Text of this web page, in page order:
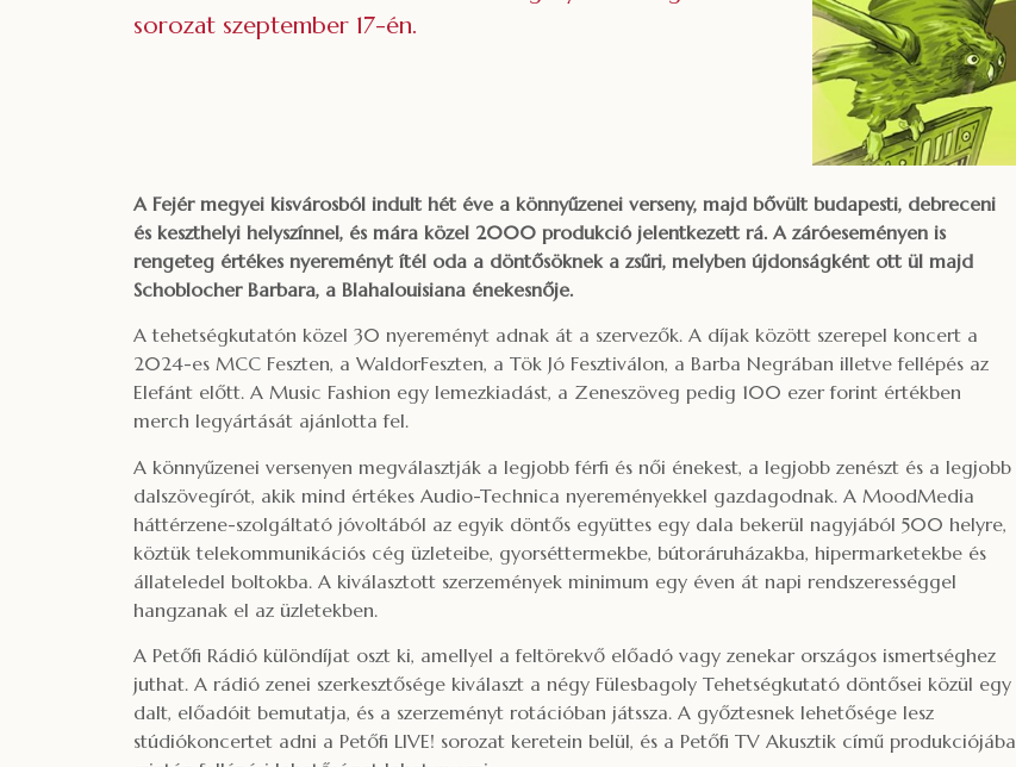
sorozat szeptember 17-én.
A Fejér megyei kisvárosból indult hét éve a könnyűzenei verseny, majd bővült budapesti, debreceni
és keszthelyi helyszínnel, és mára közel 2000 produkció jelentkezett rá. A záróeseményen is
rengeteg értékes nyereményt ítél oda a döntősöknek a zsűri, melyben újdonságként ott ül majd
Schoblocher Barbara, a Blahalouisiana énekesnője.
A tehetségkutatón közel 30 nyereményt adnak át a szervezők. A díjak között szerepel koncert a
2024-es MCC Feszten, a WaldorFeszten, a Tök Jó Fesztiválon, a Barba Negrában illetve fellépés az
Elefánt előtt. A Music Fashion egy lemezkiadást, a Zeneszöveg pedig 100 ezer forint értékben
merch legyártását ajánlotta fel.
A könnyűzenei versenyen megválasztják a legjobb férfi és női énekest, a legjobb zenészt és a legjobb
dalszövegírót, akik mind értékes Audio-Technica nyereményekkel gazdagodnak. A MoodMedia
háttérzene-szolgáltató jóvoltából az egyik döntős együttes egy dala bekerül nagyjából 500 helyre,
köztük telekommunikációs cég üzleteibe, gyorséttermekbe, bútoráruházakba, hipermarketekbe és
állateledel boltokba. A kiválasztott szerzemények minimum egy éven át napi rendszerességgel
hangzanak el az üzletekben.
A Petőfi Rádió különdíjat oszt ki, amellyel a feltörekvő előadó vagy zenekar országos ismertséghez
juthat. A rádió zenei szerkesztősége kiválaszt a négy Fülesbagoly Tehetségkutató döntősei közül egy
dalt, előadóit bemutatja, és a szerzeményt rotációban játssza. A győztesnek lehetősége lesz
stúdiókoncertet adni a Petőfi LIVE! sorozat keretein belül, és a Petőfi TV Akusztik című produkciójába